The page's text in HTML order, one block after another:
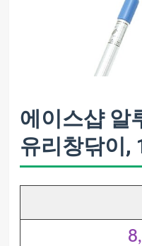
에이스샵 알
유리창닦이,